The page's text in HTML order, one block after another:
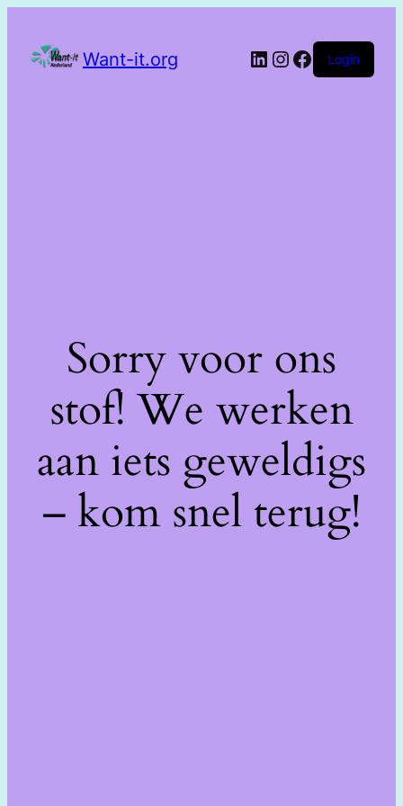
Want-it.org Login
Sorry voor ons
stof! We werken
aan iets geweldigs
– kom snel terug!